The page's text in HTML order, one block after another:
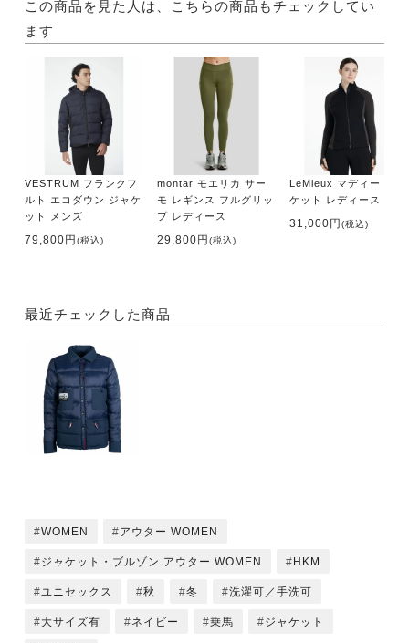
この商品を見た人は、こちらの商品もチェックしてい
ます
VESTRUM フランクフ
ルト エコダウン ジャケ
ット メンズ
79,800円(税込)
montar モエリカ サー
モ レギンス フルグリッ
プ レディース
29,800円(税込)
LeMieux マディー ジャ
ケット レディース
31,000円(税込)
最近チェックした商品
WOMEN アウター WOMEN
ジャケット・ブルゾン アウター WOMEN HKM
ユニセックス 秋 冬 洗濯可／手洗可
大サイズ有 ネイビー 乗馬 ジャケット